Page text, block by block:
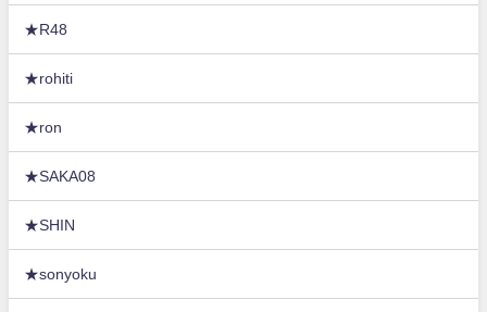
★R48
★rohiti
★ron
★SAKA08
★SHIN
★sonyoku